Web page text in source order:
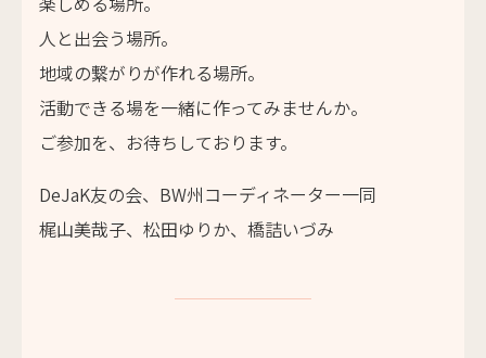
人と出会う場所。
地域の繋がりが作れる場所。
活動できる場を一緒に作ってみませんか。
ご参加を、お待ちしております。
DeJaK友の会、 BW州コーディネーター一同
梶山美哉子、松田ゆりか、橋詰いづみ